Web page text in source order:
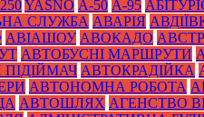
YASNO А-50 А-95
СЛУЖБА АВАРІЯ
АВІАШОУ АВОКАДО
АВТОБУСНІ МАРШРУТИ
АВТОКРАДІЙКА
АВТОНОМНА РОБОТА
АВТОШЛЯХ АГЕНСТВО